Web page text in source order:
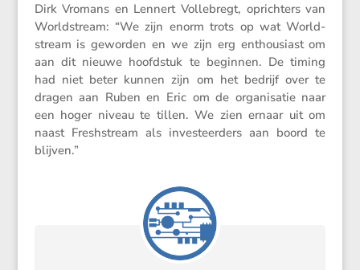
Dirk Vromans en Lennert Volle­bregt, oprich­ters van
World­stream: “We zijn enorm trots op wat World­
stream is geworden en we zijn erg enthou­siast om
aan dit nieuwe hoofd­stuk te beginnen. De timing
had niet beter kunnen zijn om het bedrijf over te
dragen aan Ruben en Eric om de organi­satie naar
een hoger niveau te tillen. We zien ernaar uit om
naast Fresh­stream als inves­teer­ders aan boord te
blijven.”